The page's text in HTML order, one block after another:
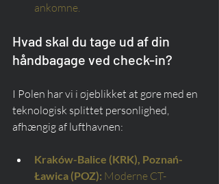
ankomne.
Hvad skal du tage ud af din
håndbagage ved check-in?
I Polen har vi i øjeblikket at gøre med en
teknologisk splittet personlighed,
afhængig af lufthavnen:
Kraków-Balice (KRK), Poznań-
Ławica (POZ): Moderne CT-